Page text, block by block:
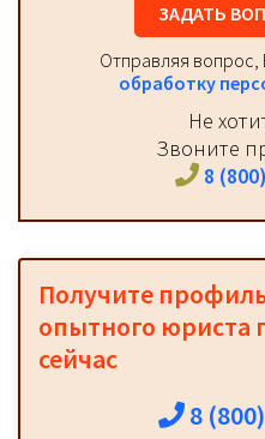
ЗАДАТЬ
Отправляя вопрос,
обработку
Не
Звоните
8
Получите
опытного юриста
сейчас
8